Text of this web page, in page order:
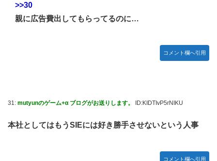
>>30
親に広告費出してもらってるのに…
コメント欄へ引用
31: mutyunのゲーム+α ブログがお送りします。 ID:KIDTIvP5rNIKU
本社としてはもうSIEには好き勝手させないという人事
コメント欄へ引用